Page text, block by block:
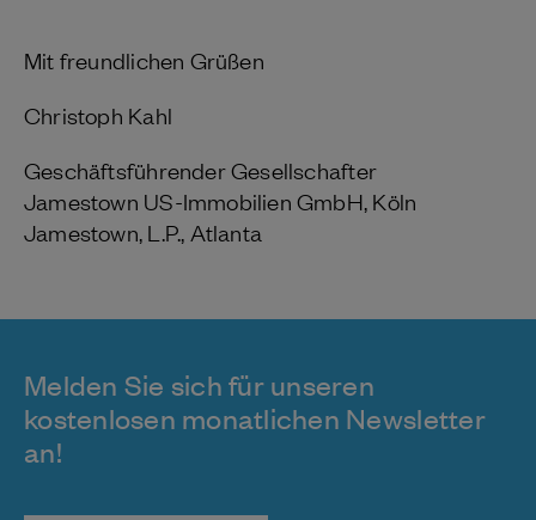
Mit freundlichen Grüßen
Christoph Kahl
Geschäftsführender Gesellschafter
Jamestown US-Immobilien GmbH, Köln
Jamestown, L.P., Atlanta
Melden Sie sich für unseren
kostenlosen monatlichen Newsletter
an!